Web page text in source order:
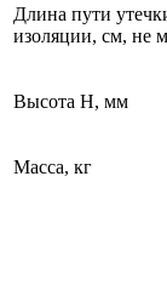
Длина пути
изоляции, см, не
Высота Н, мм
Масса, кг